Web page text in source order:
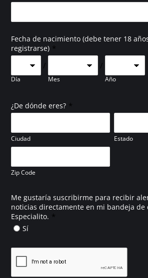
Fecha de nacimiento (debe tener 18
registrarse) *
Día
/
Mes
/
Año
¿De dónde eres? *
Ciudad Estado
Zip Code
Me gustaría suscribirme para recibir
noticias directamente en mi bandeja de
Especialito. *
Sí